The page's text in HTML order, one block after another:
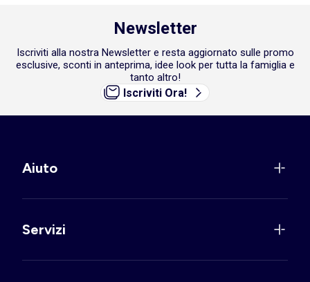
Newsletter
Iscriviti alla nostra Newsletter e resta aggiornato sulle promo
esclusive, sconti in anteprima, idee look per tutta la famiglia e
tanto altro!
Iscriviti Ora!
Aiuto
Servizi